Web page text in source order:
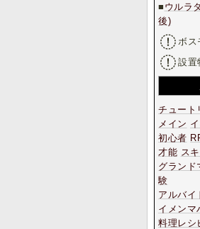
■ ウルラ
後)
ボス
設置
チュート
メイン
初心者
才能 ス
グランド
験
アルバイ
イメンマ
料理レシ